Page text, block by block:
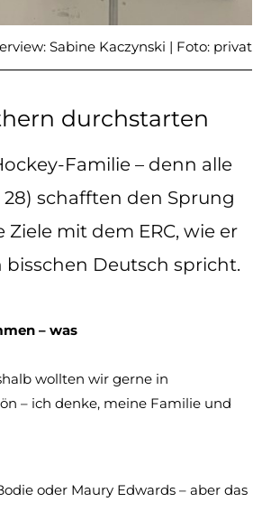
Sabine Kaczynski | Foto: privat
durchstarten
Familie – denn alle
schafften den Sprung
mit dem ERC, wie er
Deutsch spricht.
– was
wollten wir gerne in
– ich denke, meine Familie und
oder Maury Edwards – aber das